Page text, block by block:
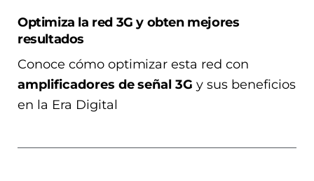
Optimiza la red 3G y obten mejores
resultados
Conoce cómo optimizar esta red con
amplificadores de señal 3Gy sus beneficios
en la Era Digital